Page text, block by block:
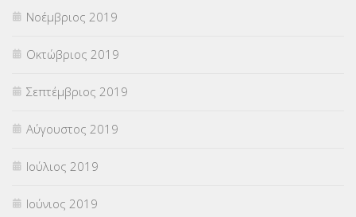
Νοέμβριος 2019
Οκτώβριος 2019
Σεπτέμβριος 2019
Αύγουστος 2019
Ιούλιος 2019
Ιούνιος 2019